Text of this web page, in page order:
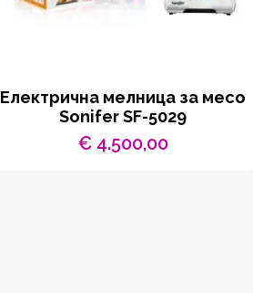
Eлектрична мелница за месо
Sonifer SF-5029
€4.500,00